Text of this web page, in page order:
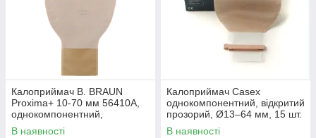
Калоприймач B. BRAUN
Proxima+ 10-70 мм 56410A,
однокомпонентний,
відкритий, непрозорий,
В наявності
Калоприймач Casex
однокомпонентний, відкритий
прозорий, Ø13–64 мм, 15 шт.
В наявності